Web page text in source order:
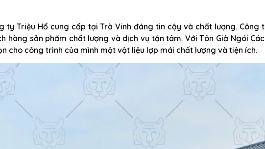
ty Triệu Hổ cung cấp tại Trà Vinh đáng tin cậy và chất lượng. Công
hàng sản phẩm chất lượng và dịch vụ tận tâm. Với Tôn Giả Ngói
cho công trình của mình một vật liệu lợp mái chất lượng và tiện ích.